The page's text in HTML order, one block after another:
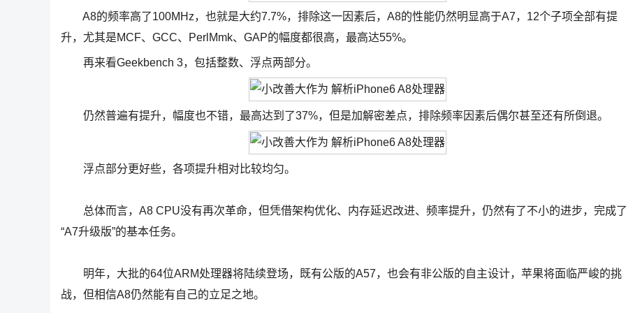
A8的频率高了100MHz，也就是大约7.7%，排除这一因素后，A8的性能仍然明显高于A7，12个子项全部有提
升，尤其是MCF、GCC、PerlMmk、GAP的幅度都很高，最高达55%。
再来看Geekbench 3，包括整数、浮点两部分。
仍然普遍有提升，幅度也不错，最高达到了37%，但是加解密差点，排除频率因素后偶尔甚至还有所倒退。
浮点部分更好些，各项提升相对比较均匀。
总体而言，A8 CPU没有再次革命，但凭借架构优化、内存延迟改进、频率提升，仍然有了不小的进步，完成
“A7升级版”的基本任务。
明年，大批的64位ARM处理器将陆续登场，既有公版的A57，也会有非公版的自主设计，苹果将面临严峻的挑
战，但相信A8仍然能有自己的立足之地。